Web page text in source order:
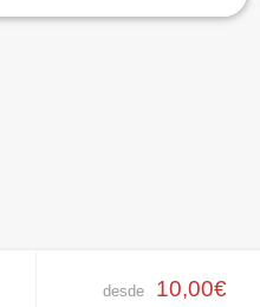
desde 10,00€